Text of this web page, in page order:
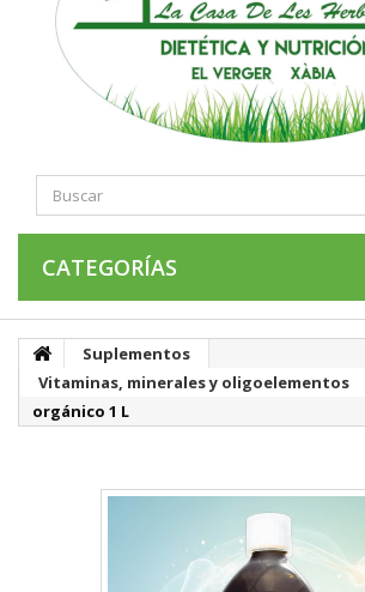
CATEGORÍAS
Suplementos
Vitaminas, minerales y oligoelementos
orgánico 1 L